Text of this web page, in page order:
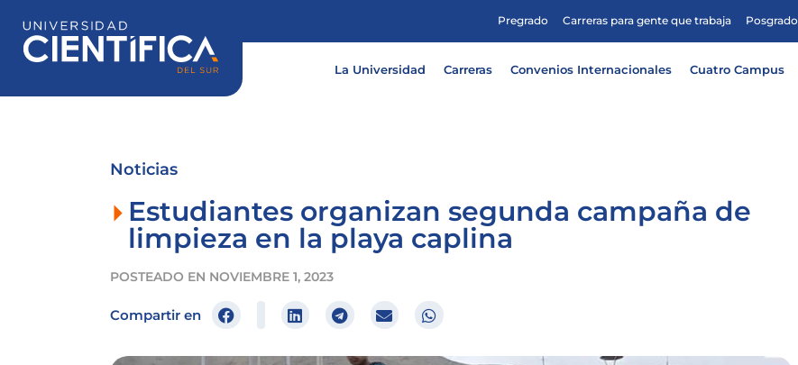
contenido
Pregrado Carreras para gente que trabaja Posgrado
La Universidad Carreras Convenios Internacionales Cuatro Campus
Noticias
Estudiantes organizan segunda campaña de
limpieza en la playa caplina
POSTEADO EN NOVIEMBRE 1, 2023
Compartir en